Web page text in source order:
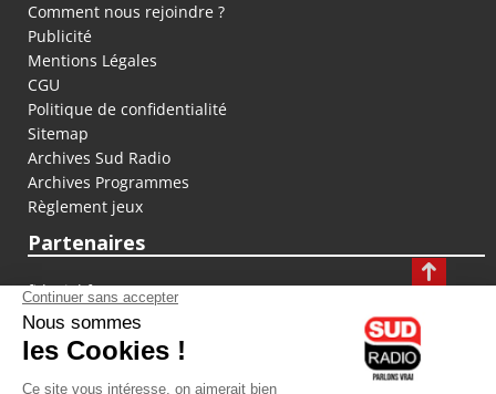
Comment nous rejoindre ?
Publicité
Mentions Légales
CGU
Politique de confidentialité
Sitemap
Archives Sud Radio
Archives Programmes
Règlement jeux
Partenaires
fiducial.fr
lyoncapitale.fr
olympique-et-lyonnais.com
L'application Iphone / Android